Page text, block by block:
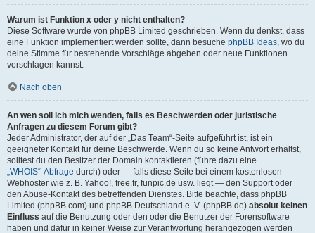
Warum ist Funktion x oder y nicht enthalten?
Diese Software wurde von phpBB Limited geschrieben. Wenn du denkst, dass
eine Funktion implementiert werden sollte, dann besuche phpBB Ideas, wo du
deine Stimme für bestehende Vorschläge abgeben oder neue Funktionen
vorschlagen kannst.
Nach oben
An wen soll ich mich wenden, falls es Beschwerden oder juristische
Anfragen zu diesem Forum gibt?
Jeder Administrator, der auf der „Das Team“-Seite aufgeführt ist, ist ein
geeigneter Kontakt für deine Beschwerde. Wenn du so keine Antwort erhältst,
solltest du den Besitzer der Domain kontaktieren (führe dazu eine
„WHOIS“-Abfrage durch) oder — falls diese Seite bei einem kostenlosen
Webhoster wie z. B. Yahoo!, free.fr, funpic.de usw. liegt — den Support oder
den Abuse-Kontakt des betreffenden Dienstes. Bitte beachte, dass phpBB
Limited (phpBB.com) und phpBB Deutschland e. V. (phpBB.de) absolut keinen
Einfluss auf die Benutzung oder den oder die Benutzer der Forensoftware
haben und dafür in keiner Weise zur Verantwortung herangezogen werden